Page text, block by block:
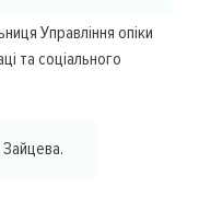
Управління опіки
та соціального